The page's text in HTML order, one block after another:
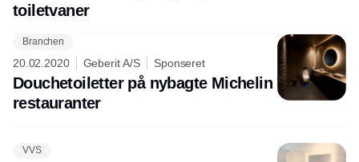
toiletvaner
Branchen
20.02.2020 Geberit A/S Sponseret
Douchetoiletter på nybagte Michelin
restauranter
VVS